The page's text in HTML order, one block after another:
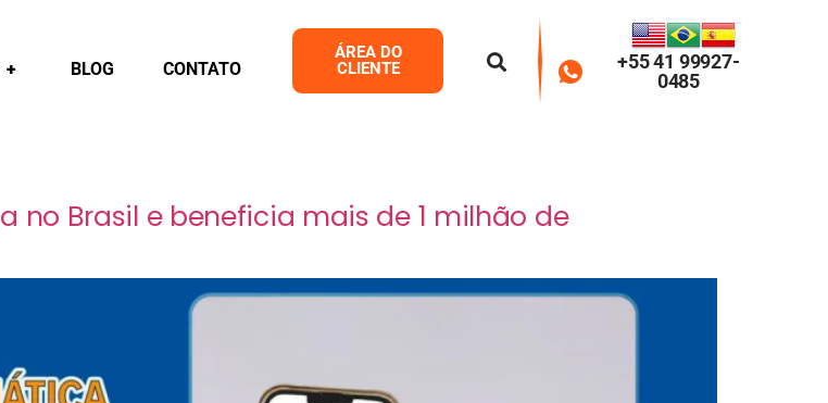
+ BLOG CONTATO
ÁREA DO
CLIENTE
+55 41 99927-
0485
Brasil e beneficia mais de 1 milhão de